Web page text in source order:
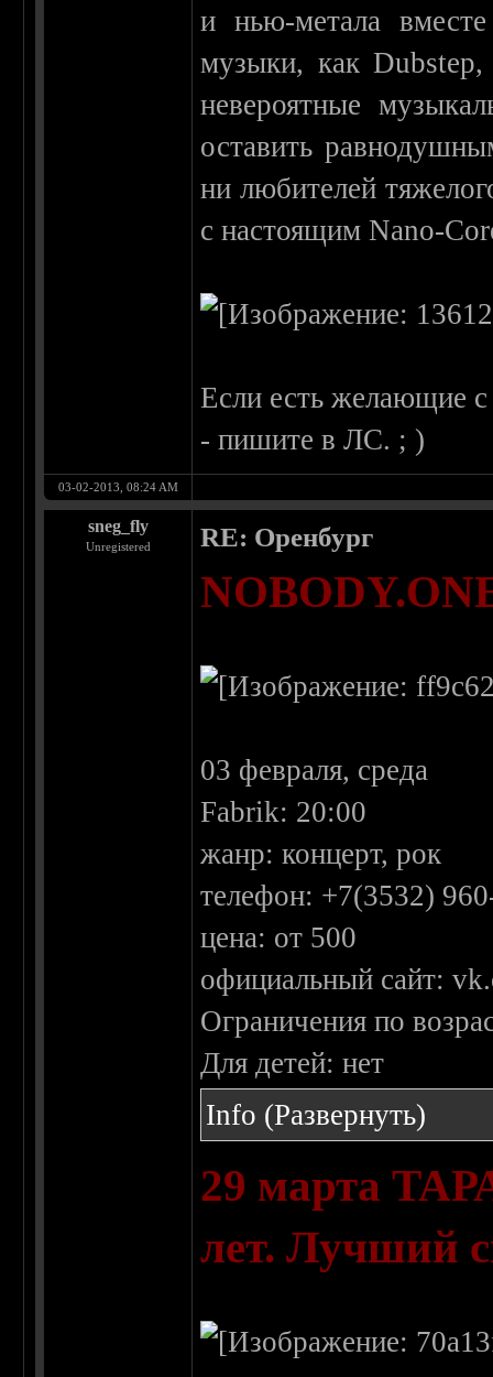
и нью-метала
музыки, как
невероятные
оставить
ни любителей
с настоящим Nano-
Если есть желающие с
- пишите в ЛС. ; )
03-02-2013, 08:24 AM
sneg_fly
Unregistered RE: Оренбург
03 февраля, среда
Fabrik: 20:00
жанр: концерт, рок
телефон: +7(3532)
цена: от 500
официальный сайт:
Ограничения по
Для детей: нет
Info (Развернуть)
29 марта
лет. Лучший